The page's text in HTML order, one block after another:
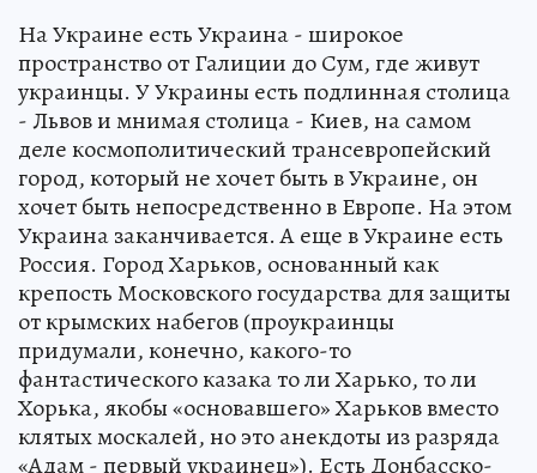
На Украине есть Украина - широкое
пространство от Галиции до Сум, где живут
украинцы. У Украины есть подлинная столица
- Львов и мнимая столица - Киев, на самом
деле космополитический трансевропейский
город, который не хочет быть в Украине, он
хочет быть непосредственно в Европе. На этом
Украина заканчивается. А еще в Украине есть
Россия. Город Харьков, основанный как
крепость Московского государства для защиты
от крымских набегов (проукраинцы
придумали, конечно, какого-то
фантастического казака то ли Харько, то ли
Хорька, якобы «основавшего» Харьков вместо
клятых москалей, но это анекдоты из разряда
«Адам - первый украинец»). Есть Донбасско-